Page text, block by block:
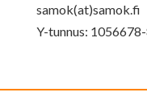
samok(at)samok.fi
Y-tunnus: